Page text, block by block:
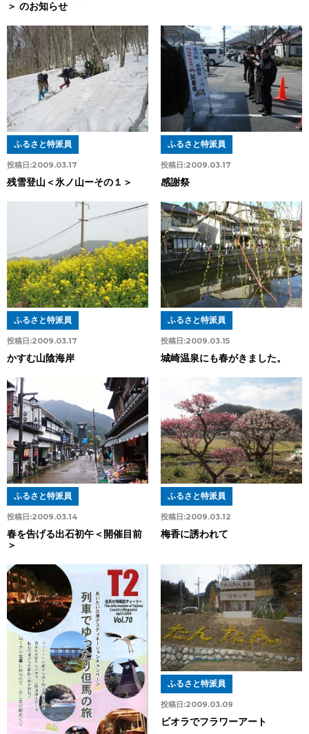
＞ のお知らせ
投稿日:2009.03.17
ふるさと特派員
残雪登山＜氷ノ山ーその１＞
投稿日:2009.03.17
ふるさと特派員
感謝祭
投稿日:2009.03.17
ふるさと特派員
かすむ山陰海岸
投稿日:2009.03.15
ふるさと特派員
城崎温泉にも春がきました。
投稿日:2009.03.14
ふるさと特派員
春を告げる出石初午＜開催目前
＞
投稿日:2009.03.12
ふるさと特派員
梅香に誘われて
投稿日:2009.03.09
ふるさと特派員
ビオラでフラワーアート